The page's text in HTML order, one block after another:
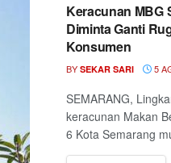
Keracunan MBG
Diminta Ganti
Konsumen
BY SEKAR SARI 5
SEMARANG,
keracunan Makan
6 Kota Semarang